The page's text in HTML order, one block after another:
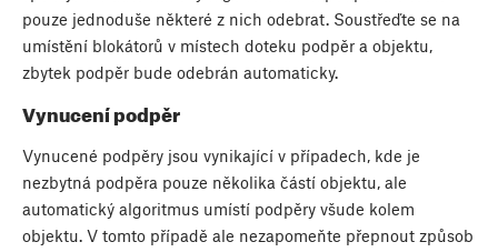
pouze jednoduše některé z nich odebrat. Soustřeďte se na
umístění blokátorů v místech doteku podpěr a objektu,
zbytek podpěr bude odebrán automaticky.
Vynucení podpěr
Vynucené podpěry jsou vynikající v případech, kde je
nezbytná podpěra pouze několika částí objektu, ale
automatický algoritmus umístí podpěry všude kolem
objektu. V tomto případě ale nezapomeňte přepnout způsob